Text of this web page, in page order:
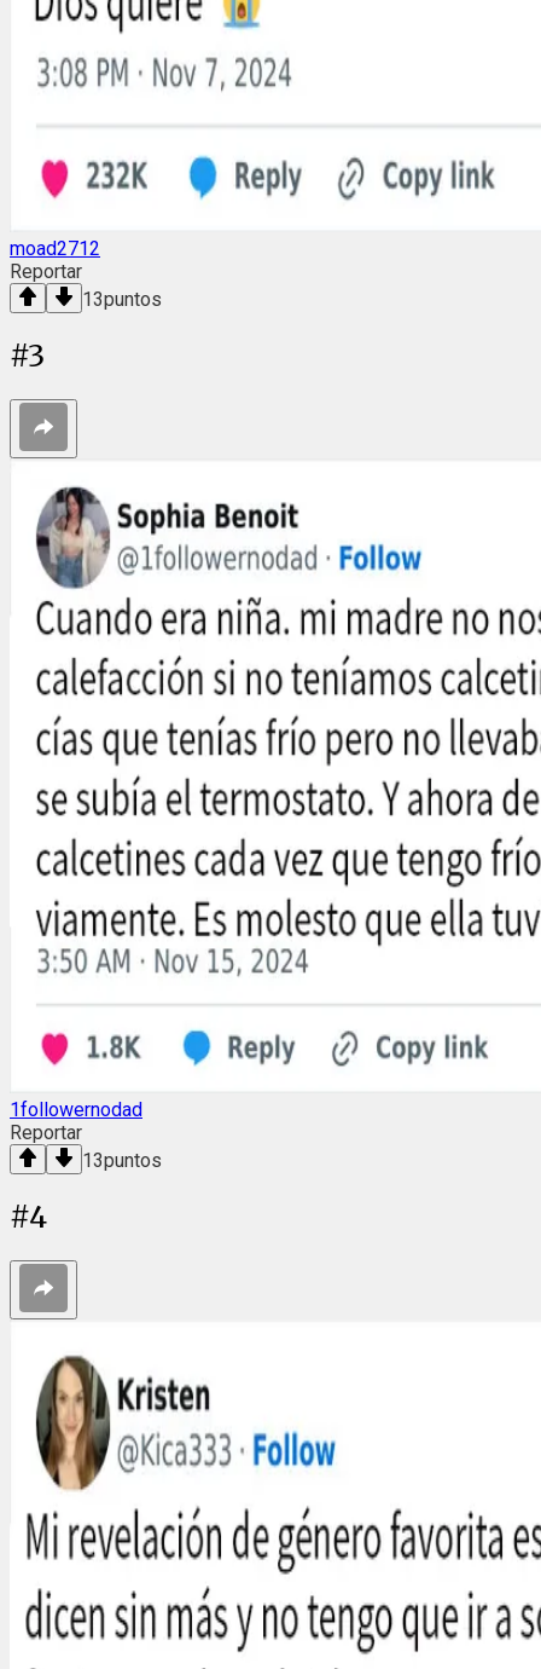
moad2712
Reportar
13puntos
#3
1followernodad
Reportar
13puntos
#4